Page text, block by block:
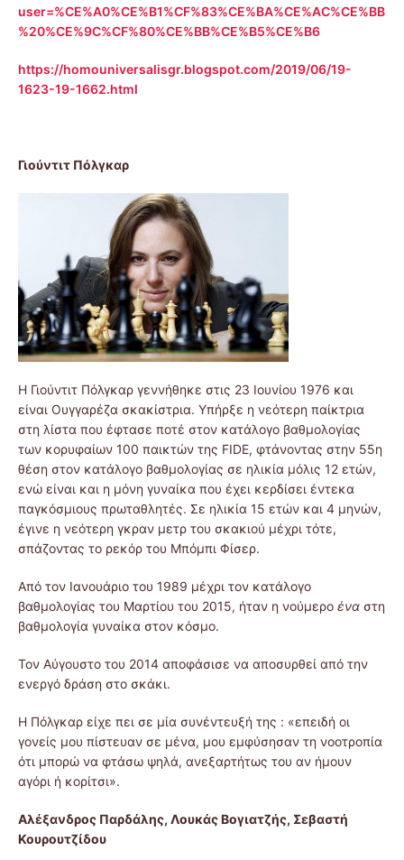
user=%CE%A0%CE%B1%CF%83%CE%BA%CE%AC%CE%BB
%20%CE%9C%CF%80%CE%BB%CE%B5%CE%B6
https://homouniversalisgr.blogspot.com/2019/06/19-
1623-19-1662.html
Γιούντιτ Πόλγκαρ
Η Γιούντιτ Πόλγκαρ γεννήθηκε στις 23 Ιουνίου 1976 και
είναι Ουγγαρέζα σκακίστρια. Υπήρξε η νεότερη παίκτρια
στη λίστα που έφτασε ποτέ στον κατάλογο βαθμολογίας
των κορυφαίων 100 παικτών της FIDE, φτάνοντας στην 55η
θέση στον κατάλογο βαθμολογίας σε ηλικία μόλις 12 ετών,
ενώ είναι και η μόνη γυναίκα που έχει κερδίσει έντεκα
παγκόσμιους πρωταθλητές. Σε ηλικία 15 ετών και 4 μηνών,
έγινε η νεότερη γκραν μετρ του σκακιού μέχρι τότε,
σπάζοντας το ρεκόρ του Μπόμπι Φίσερ.
Από τον Ιανουάριο του 1989 μέχρι τον κατάλογο
βαθμολογίας του Μαρτίου του 2015, ήταν η νούμερο ένα στη
βαθμολογία γυναίκα στον κόσμο.
Τον Αύγουστο του 2014 αποφάσισε να αποσυρθεί από την
ενεργό δράση στο σκάκι.
Η Πόλγκαρ είχε πει σε μία συνέντευξή της : «επειδή οι
γονείς μου πίστευαν σε μένα, μου εμφύσησαν τη νοοτροπία
ότι μπορώ να φτάσω ψηλά, ανεξαρτήτως του αν ήμουν
αγόρι ή κορίτσι».
Αλέξανδρος Παρδάλης, Λουκάς Βογιατζής, Σεβαστή
Κουρουτζίδου